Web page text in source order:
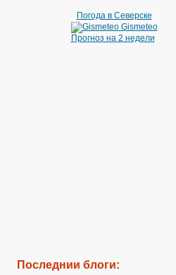
Погода в Северске
Gismeteo
Прогноз на 2 недели
Последнии блоги: